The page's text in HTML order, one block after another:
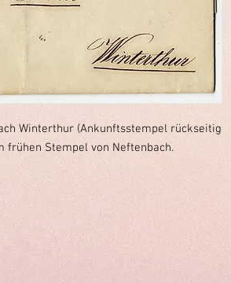
Winterthur (Ankunftsstempel rückseitig
frühen Stempel von Neftenbach.